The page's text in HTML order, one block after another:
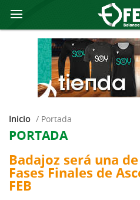
Inicio / portada
PORTADA
Badajoz será una
Fases Finales de
FEB